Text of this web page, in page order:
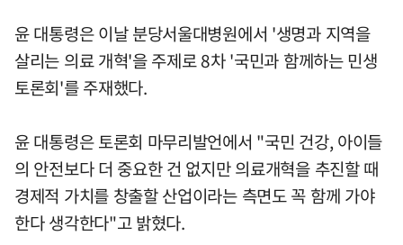
윤 대통령은 이날 분당서울대병원에서 '생명과 지역을
살리는 의료 개혁'을 주제로 8차 '국민과 함께하는 민생
토론회'를 주재했다.
윤 대통령은 토론회 마무리발언에서 "국민 건강, 아이들
의 안전보다 더 중요한 건 없지만 의료개혁을 추진할 때
경제적 가치를 창출할 산업이라는 측면도 꼭 함께 가야
한다 생각한다"고 밝혔다.